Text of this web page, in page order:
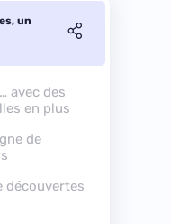
un
avec des
en plus
de
découvertes